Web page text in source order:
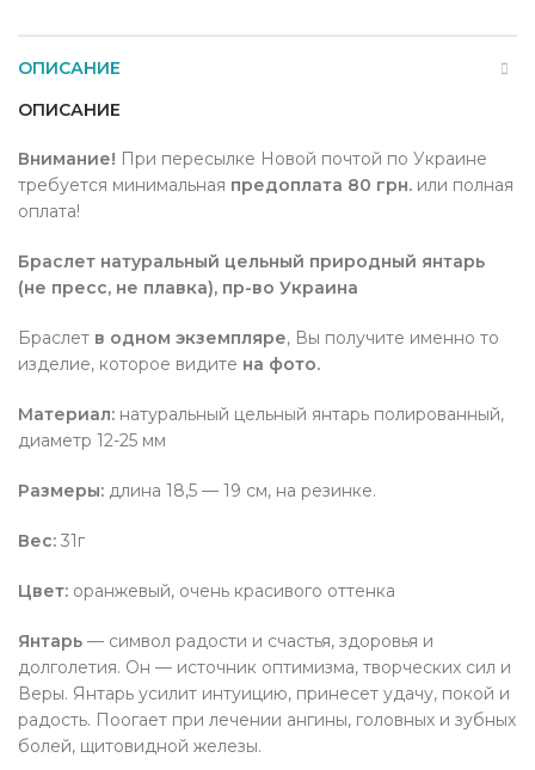
ОПИСАНИЕ
ОПИСАНИЕ
Внимание! При пересылке Новой почтой по Украине
требуется минимальная предоплата 80 грн. или полная
оплата!
Браслет натуральный цельный природный янтарь
(не пресс, не плавка), пр-во Украина
Браслет в одном экземпляре, Вы получите именно то
изделие, которое видите на фото.
Материал: натуральный цельный янтарь полированный,
диаметр 12-25 мм
Размеры: длина 18,5 — 19 см, на резинке.
Вес: 31г
Цвет: оранжевый, очень красивого оттенка
Янтарь — символ радости и счастья, здоровья и
долголетия. Он — источник оптимизма, творческих сил и
Веры. Янтарь усилит интуицию, принесет удачу, покой и
радость. Поогает при лечении ангины, головных и зубных
болей, щитовидной железы.